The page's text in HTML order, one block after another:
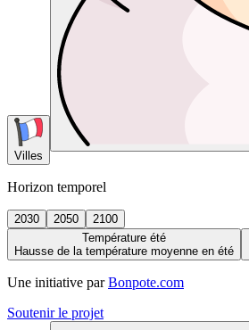
Villes
Horizon temporel
2030 2050
2100
Température été
Hausse de la température moyenne en été
Une initiative par Bonpote.com
Soutenir le projet